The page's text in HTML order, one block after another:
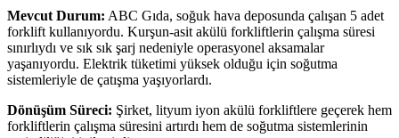
Mevcut Durum: ABC Gıda, soğuk hava deposunda çalışan 5 adet
forklift kullanıyordu. Kurşun-asit akülü forkliftlerin çalışma süresi
sınırlıydı ve sık sık şarj nedeniyle operasyonel aksamalar
yaşanıyordu. Elektrik tüketimi yüksek olduğu için soğutma
sistemleriyle de çatışma yaşıyorlardı.
Dönüşüm Süreci: Şirket, lityum iyon akülü forkliftlere geçerek hem
forkliftlerin çalışma süresini artırdı hem de soğutma sistemlerinin